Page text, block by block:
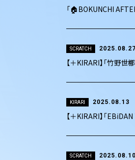
「🏠BOKUNCHI
SCRATCH 2025.08.27
【＋KIRARI】「竹野
KIRARI 2025.08.13
【＋KIRARI】「
SCRATCH 2025.08.10